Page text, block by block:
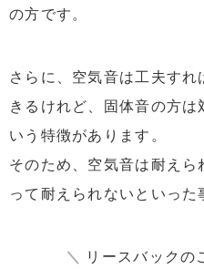
の方です。
さらに、空気音は工夫す
きるけれど、固体音の方は
いう特徴があります。
そのため、空気音は耐え
って耐えられないといった
＼ リースバックの